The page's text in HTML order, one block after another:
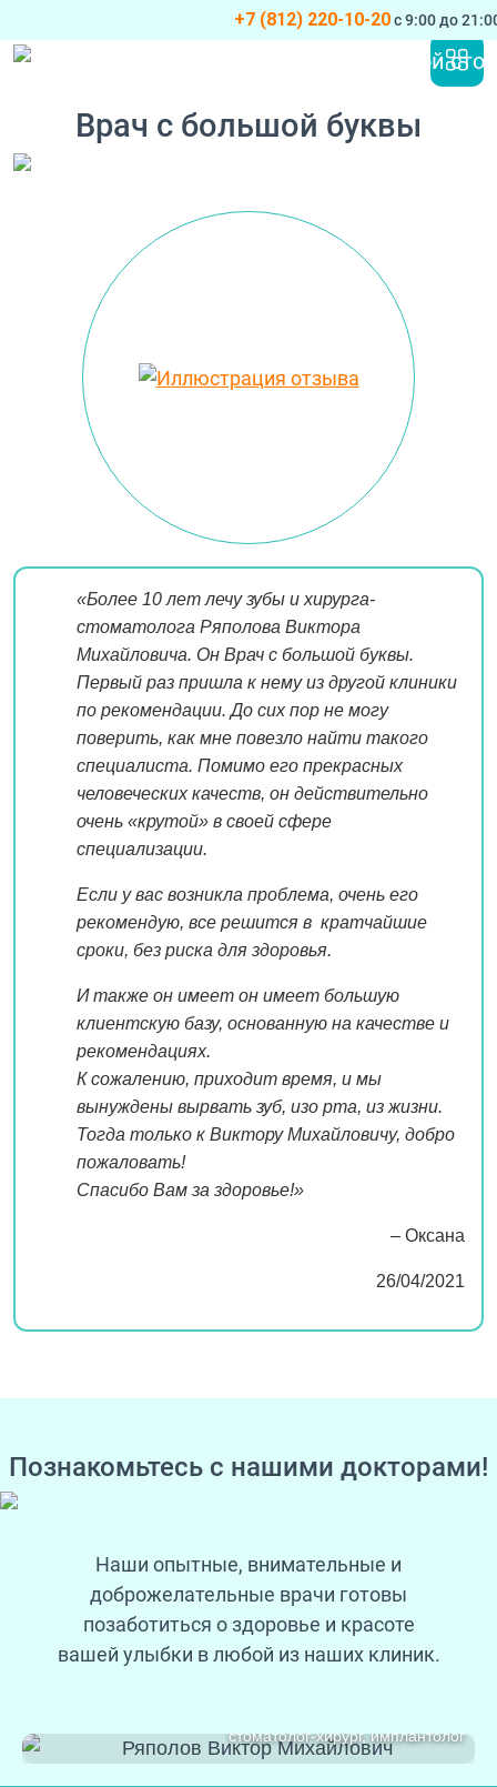
Перейти к содержимому
+7 (812) 220-10-20с 9:00 до
Врач с большой буквы
«Более 10 лет лечу зубы и хирурга-
стоматолога Ряполова Виктора
Михайловича. Он Врач с большой буквы.
Первый раз пришла к нему из другой клиники
по рекомендации. До сих пор не могу
поверить, как мне повезло найти такого
специалиста. Помимо его прекрасных
человеческих качеств, он действительно
очень «крутой» в своей сфере
специализации.
Если у вас возникла проблема, очень его
рекомендую, все решится в кратчайшие
сроки, без риска для здоровья.
И также он имеет он имеет большую
клиентскую базу, основанную на качестве и
рекомендациях.
К сожалению, приходит время, и мы
вынуждены вырвать зуб, изо рта, из жизни.
Тогда только к Виктору Михайловичу, добро
пожаловать!
Спасибо Вам за здоровье!»
– Оксана
26/04/2021
Познакомьтесь с нашими докторами!
Наши опытные, внимательные и
доброжелательные врачи готовы
позаботиться о здоровье и красоте
вашей улыбки в любой из наших клиник.
стоматолог-хирург, имплантолог